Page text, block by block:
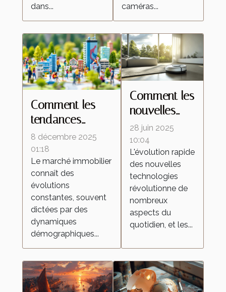
dans...
caméras...
Comment les
tendances
démographiques
influencent-elles
le marché
immobilier ?
8 décembre 2025
01:18
Le marché immobilier
connaît des
évolutions
constantes, souvent
dictées par des
dynamiques
démographiques...
Comment les
nouvelles
technologies
transforment-
elles les
aspirateurs
autonomes ?
28 juin 2025
10:04
L'évolution rapide
des nouvelles
technologies
révolutionne de
nombreux
aspects du
quotidien, et les...